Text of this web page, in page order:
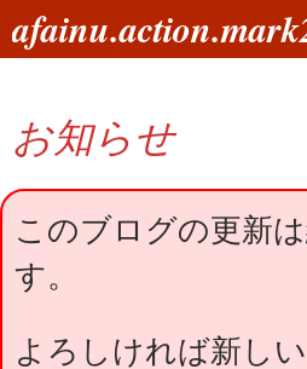
ン
へ
ス
キ
プ
索
お知らせ
このブログの更新
す。
よろしければ新し